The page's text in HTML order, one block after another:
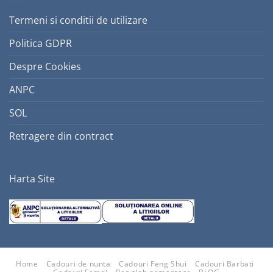
Termeni si conditii de utilizare
Politica GDPR
Despre Cookies
ANPC
SOL
Retragere din contract
Harta Site
Home Cadouri de nunta Cadouri Feng Shui
Cadouri Barbati